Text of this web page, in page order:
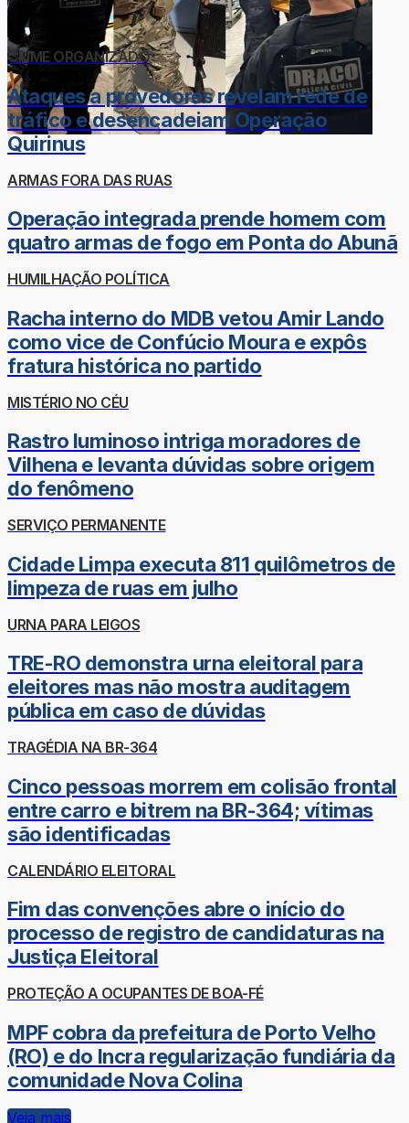
CRIME ORGANIZADO
Ataques a provedores revelam rede de
tráfico e desencadeiam Operação
Quirinus
ARMAS FORA DAS RUAS
Operação integrada prende homem com
quatro armas de fogo em Ponta do Abunã
HUMILHAÇÃO POLÍTICA
Racha interno do MDB vetou Amir Lando
como vice de Confúcio Moura e expôs
fratura histórica no partido
MISTÉRIO NO CÉU
Rastro luminoso intriga moradores de
Vilhena e levanta dúvidas sobre origem
do fenômeno
SERVIÇO PERMANENTE
Cidade Limpa executa 811 quilômetros de
limpeza de ruas em julho
URNA PARA LEIGOS
TRE-RO demonstra urna eleitoral para
eleitores mas não mostra auditagem
pública em caso de dúvidas
TRAGÉDIA NA BR-364
Cinco pessoas morrem em colisão frontal
entre carro e bitrem na BR-364; vítimas
são identificadas
CALENDÁRIO ELEITORAL
Fim das convenções abre o início do
processo de registro de candidaturas na
Justiça Eleitoral
PROTEÇÃO A OCUPANTES DE BOA-FÉ
MPF cobra da prefeitura de Porto Velho
(RO) e do Incra regularização fundiária da
comunidade Nova Colina
Veja mais